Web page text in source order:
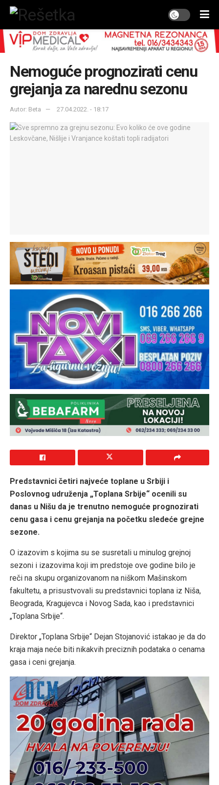
Nemoguće prognozirati cenu
grejanja za narednu sezonu
Autor: Beta 27.04.2022. - 18:17
Predstavnici četiri najveće toplane u Srbiji i
Poslovnog udruženja „Toplana Srbije“ ocenili su
danas u Nišu da je trenutno nemoguće prognozirati
cenu gasa i cenu grejanja na početku sledeće grejne
sezone.
O izazovim s kojima su se susretali u minulog grejnoj
sezoni i izazovima koji im predstoje ove godine bilo je
reči na skupu organizovanom na niškom Mašinskom
fakultetu, a prisustvovali su predstavnici toplana iz Niša,
Beograda, Kragujevca i Novog Sada, kao i predstavnici
„Toplana Srbije“.
Direktor „Toplana Srbije“ Dejan Stojanović istakao je da do
kraja maja neće biti nikakvih preciznih podataka o cenama
gasa i ceni grejanja.